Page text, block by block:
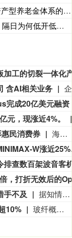
金体系的重要支柱
为何低开低走？
含AI相关业务
元，现涨近4%。
民消费券
海南“跟着电影去旅游”电影惠民促消费活动在今天正式启动。即日起，海南将分阶段发放500万元电影惠民消费券，覆盖上百家影院，市民和游客均可领取。本次电影消费券分两个阶段推进：第一阶段从8月7日至10月7日，覆盖暑期和国庆黄金周；第二阶段从11月1日至12月31日，覆盖第八届海南岛国际电影节展映活动。
港股大
手不及
据知情人士称，美国上周出人意料地对欧洲央行进行了历史性的货币干预，以帮助日本，直到抛售欧元买入日元后才通知法兰克福的同行。知情人士透露，一些欧洲央行高级官员认为，美国使用欧元而不是美元，是对西方货币当局之间长期合作惯例的史无前例的违反。此次操作旨在帮助日本支撑日元汇率，此前日元汇率跌至40年来的最低点。上周，东京方面通过抛售美元买入日元进入外汇市场。美国抛售欧元而不是抛售美元来帮助日本，这进一步表明华盛顿不希望看到干预导致美国国债遭到抛售，从而推高美国国债收益率。
10% 玻纤概念震荡走强，国际复材涨超10%，中国巨石、宏和科技、山东玻纤、中材科技跟涨。